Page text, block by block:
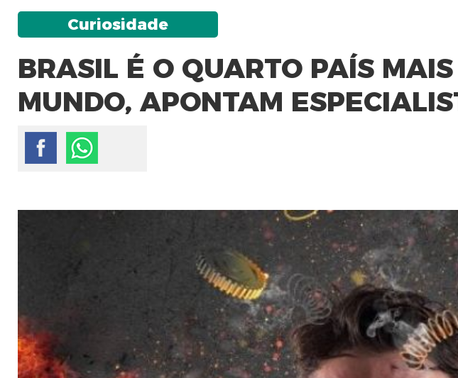
Curiosidade
BRASIL É O QUARTO PAÍS
MUNDO, APONTAM